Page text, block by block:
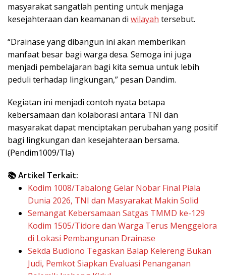
masyarakat sangatlah penting untuk menjaga
kesejahteraan dan keamanan di wilayah tersebut.
“Drainase yang dibangun ini akan memberikan
manfaat besar bagi warga desa. Semoga ini juga
menjadi pembelajaran bagi kita semua untuk lebih
peduli terhadap lingkungan,” pesan Dandim.
Kegiatan ini menjadi contoh nyata betapa
kebersamaan dan kolaborasi antara TNI dan
masyarakat dapat menciptakan perubahan yang positif
bagi lingkungan dan kesejahteraan bersama.
(Pendim1009/Tla)
📚 Artikel Terkait:
Kodim 1008/Tabalong Gelar Nobar Final Piala
Dunia 2026, TNI dan Masyarakat Makin Solid
Semangat Kebersamaan Satgas TMMD ke-129
Kodim 1505/Tidore dan Warga Terus Menggelora
di Lokasi Pembangunan Drainase
Sekda Budiono Tegaskan Balap Kelereng Bukan
Judi, Pemkot Siapkan Evaluasi Penanganan